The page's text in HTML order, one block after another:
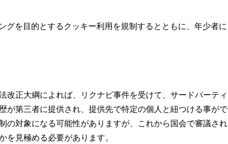
を目的とするクッキー利用を規制するとともに、年少者に
改正大綱によれば、リクナビ事件を受けて、サードパーティ
が第三者に提供され、提供先で特定の個人と紐つける事がで
の対象になる可能性がありますが、これから国会で審議され
を見極める必要があります。